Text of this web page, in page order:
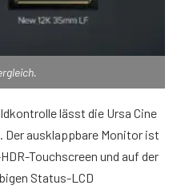
lässt die Ursa Cine
Der ausklappbare Monitor ist
Touchscreen und auf der
Status-LCD